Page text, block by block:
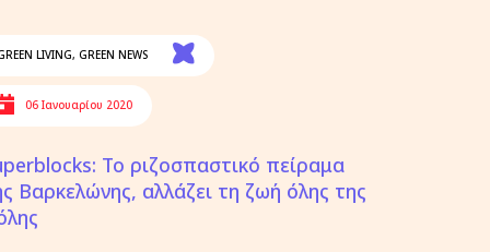
LIVING, GREEN NEWS
06 Ιανουαρίου 2020
Το ριζοσπαστικό πείραμα
Βαρκελώνης, αλλάζει τη ζωή όλης της